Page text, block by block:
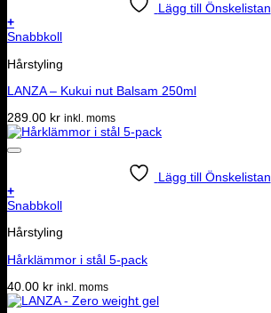
Lägg till Önskelistan
+
Snabbkoll
Hårstyling
LANZA – Kukui nut Balsam 250ml
289.00 kr inkl. moms
Lägg till Önskelistan
+
Snabbkoll
Hårstyling
Hårklämmor i stål 5-pack
40.00 kr inkl. moms